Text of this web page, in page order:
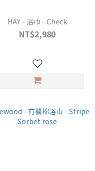
HAY - 浴巾 - Check
NT$2,980